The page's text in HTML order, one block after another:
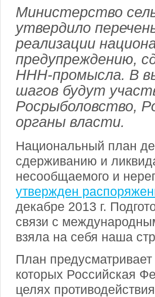
Министерство
утвердило
реализации
предупреждению,
ННН-промысла. В
шагов будут
Росрыболовство,
органы власти.
Национальный план
сдерживанию и
несообщаемого и
утвержден
декабре 2013 г.
связи с
взяла на себя наша
План
которых Российская
целях